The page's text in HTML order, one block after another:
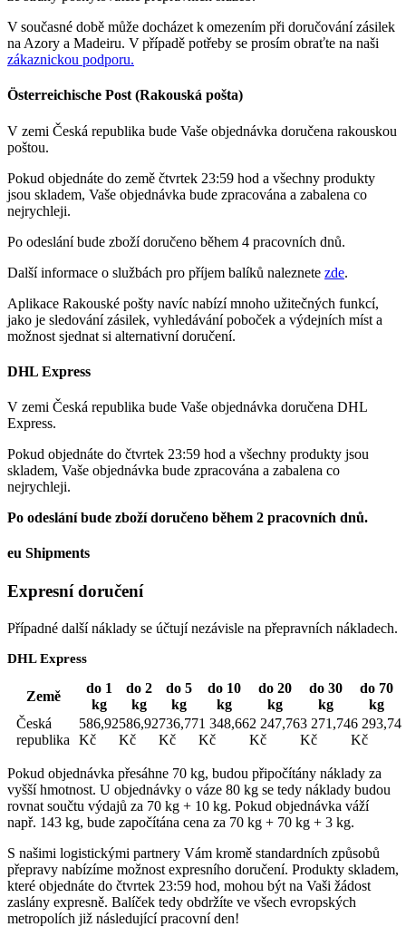
V současné době může docházet k omezením při doručování zásilek
na Azory a Madeiru. V případě potřeby se prosím obraťte na naši
zákaznickou podporu.
Österreichische Post (Rakouská pošta)
V zemi Česká republika bude Vaše objednávka doručena rakouskou
poštou.
Pokud objednáte do země čtvrtek 23:59 hod a všechny produkty
jsou skladem, Vaše objednávka bude zpracována a zabalena co
nejrychleji.
Po odeslání bude zboží doručeno během 4 pracovních dnů.
Další informace o službách pro příjem balíků naleznete zde.
Aplikace Rakouské pošty navíc nabízí mnoho užitečných funkcí,
jako je sledování zásilek, vyhledávání poboček a výdejních míst a
možnost sjednat si alternativní doručení.
DHL Express
V zemi Česká republika bude Vaše objednávka doručena DHL
Express.
Pokud objednáte do čtvrtek 23:59 hod a všechny produkty jsou
skladem, Vaše objednávka bude zpracována a zabalena co
nejrychleji.
Po odeslání bude zboží doručeno během 2 pracovních dnů.
eu Shipments
Expresní doručení
Případné další náklady se účtují nezávisle na přepravních nákladech.
DHL Express
Země
do 1
kg
do 2
kg
do 5
kg
do 10
kg
do 20
kg
do 30
kg
do 70
kg
Česká
republika
586,92
Kč
586,92
Kč
736,77
Kč
1 348,66
Kč
2 247,76
Kč
3 271,74
Kč
6 293,74
Kč
Pokud objednávka přesáhne 70 kg, budou připočítány náklady za
vyšší hmotnost. U objednávky o váze 80 kg se tedy náklady budou
rovnat součtu výdajů za 70 kg + 10 kg. Pokud objednávka váží
např. 143 kg, bude započítána cena za 70 kg + 70 kg + 3 kg.
S našimi logistickými partnery Vám kromě standardních způsobů
přepravy nabízíme možnost expresního doručení. Produkty skladem,
které objednáte do čtvrtek 23:59 hod, mohou být na Vaši žádost
zaslány expresně. Balíček tedy obdržíte ve všech evropských
metropolích již následující pracovní den!